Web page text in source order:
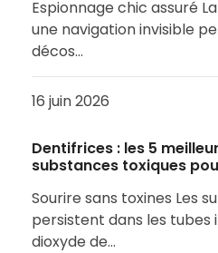
Espionnage chic assuré
une navigation invisible
décos…
16 juin 2026
Dentifrices : les 5
substances toxiques
Sourire sans toxines Les
persistent dans les tubes
dioxyde de…